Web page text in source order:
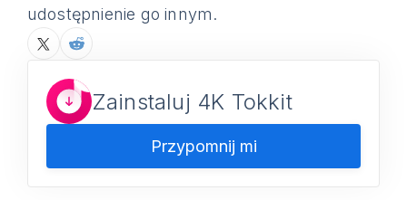
udostępnienie go innym.
Zainstaluj 4K Tokkit
Przypomnij mi